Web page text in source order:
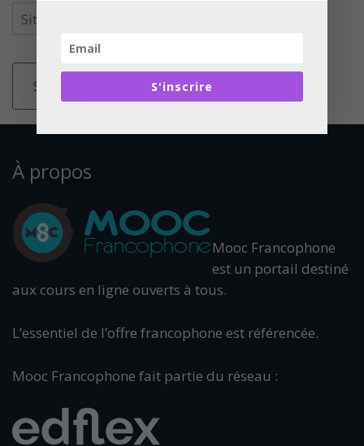
À propos
Mooc Francophone
est un portail destiné
aux cours en ligne ouverts à tous.
L’essentiel de l’offre francophone est référencée.
Mooc Francophone fait partie du réseau :
S'inscrire